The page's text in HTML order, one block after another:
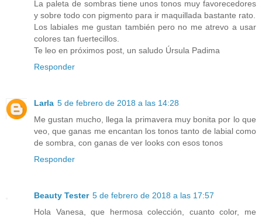
La paleta de sombras tiene unos tonos muy favorecedores
y sobre todo con pigmento para ir maquillada bastante rato.
Los labiales me gustan también pero no me atrevo a usar
colores tan fuertecillos.
Te leo en próximos post, un saludo Úrsula Padima
Responder
Larla 5 de febrero de 2018 a las 14:28
Me gustan mucho, llega la primavera muy bonita por lo que
veo, que ganas me encantan los tonos tanto de labial como
de sombra, con ganas de ver looks con esos tonos
Responder
Beauty Tester 5 de febrero de 2018 a las 17:57
Hola Vanesa, que hermosa colección, cuanto color, me